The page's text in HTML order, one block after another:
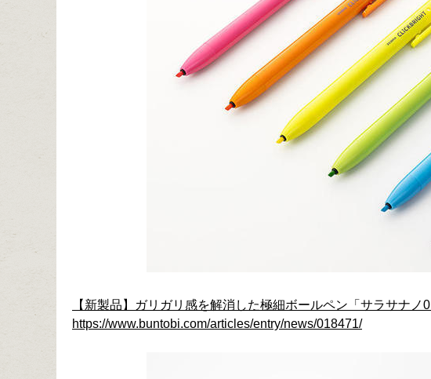
【新製品】ガリガリ感を解消した極細ボールペン「サラサナノ
https://www.buntobi.com/articles/entry/news/018471/